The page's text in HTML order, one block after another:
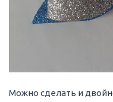
Можно сделать и